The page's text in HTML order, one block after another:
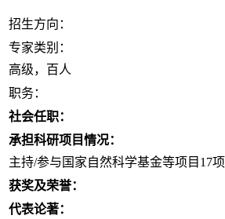
招生方向：
专家类别：
高级，百人
职务：
社会任职：
承担科研项目情况：
主持/参与国家自然科学基金等项目17项
获奖及荣誉：
代表论著：